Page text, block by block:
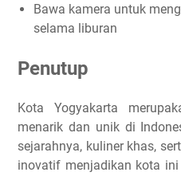
Bawa kamera untuk
selama liburan
Penutup
Kota Yogyakarta
menarik dan unik di
sejarahnya, kuliner khas,
inovatif menjadikan kota